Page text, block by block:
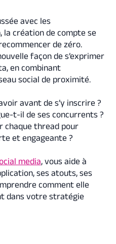
avec les
la création de compte se
de zéro.
façon de s’exprimer
en combinant
social de proximité.
avant de s’y inscrire ?
t-il de ses concurrents ?
chaque thread pour
et engageante ?
media, vous aide à
ses atouts, ses
comment elle
dans votre stratégie